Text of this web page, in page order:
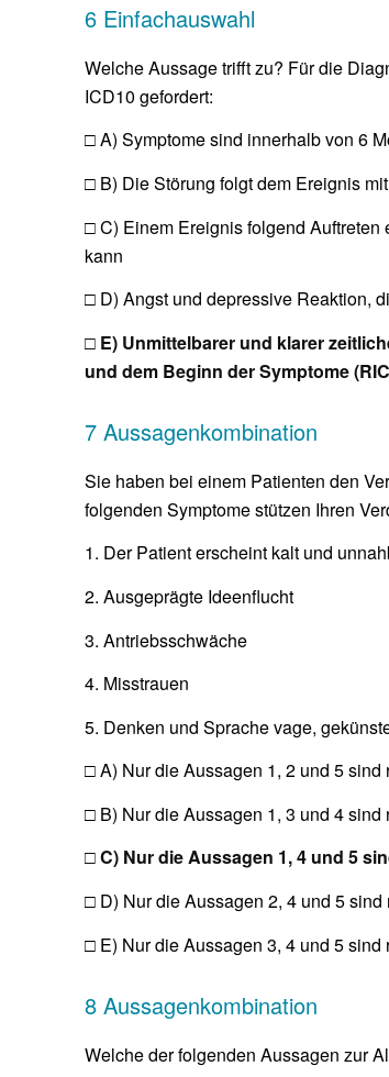
6 Einfachauswahl
Welche Aussage trifft zu? Für die
ICD10 gefordert:
□ A) Symptome sind innerhalb von 6
□ B) Die Störung folgt dem Ereignis
□ C) Einem Ereignis folgend
kann
□ D) Angst und depressive Reaktion,
□ E) Unmittelbarer und klarer
und dem Beginn der Symptome
7 Aussagenkombination
Sie haben bei einem Patienten den
folgenden Symptome stützen Ihren
1. Der Patient erscheint kalt und
2. Ausgeprägte Ideenflucht
3. Antriebsschwäche
4. Misstrauen
5. Denken und Sprache vage,
□ A) Nur die Aussagen 1, 2 und 5 sind
□ B) Nur die Aussagen 1, 3 und 4 sind
□ C) Nur die Aussagen 1, 4 und 5
□ D) Nur die Aussagen 2, 4 und 5 sind
□ E) Nur die Aussagen 3, 4 und 5 sind
8 Aussagenkombination
Welche der folgenden Aussagen zur